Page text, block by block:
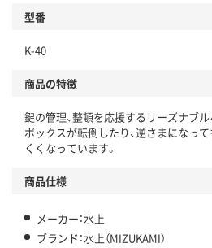
型番
K-40
商品の特徴
鍵の管理、整頓を応援するリーズナブ
ボックスが転倒したり、逆さまになっ
くくなっています。
商品仕様
メーカー：水上
ブランド：水上（MIZUKAMI）